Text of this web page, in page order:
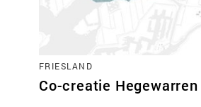
FRIESLAND
Co-creatie Hegewarren